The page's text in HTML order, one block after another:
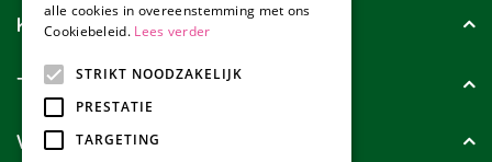
Klantenservice
Tuincollectie
Wie zijn wij?
alle cookies in overeenstemming met ons
Cookiebeleid. Lees verder
STRIKT NOODZAKELIJK
PRESTATIE
TARGETING